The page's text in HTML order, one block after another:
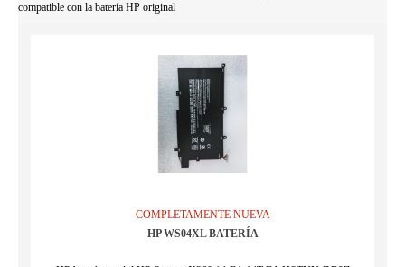
compatible con la batería HP original
COMPLETAMENTE NUEVA
HP WS04XL BATERÍA